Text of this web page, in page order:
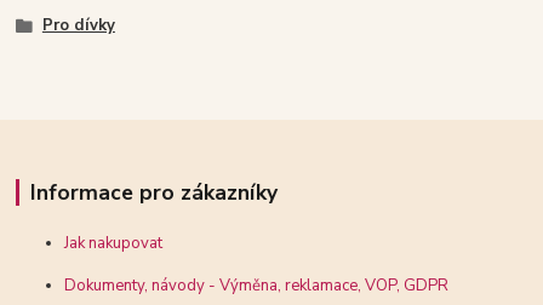
Pro dívky
Informace pro zákazníky
Jak nakupovat
Dokumenty, návody - Výměna, reklamace, VOP, GDPR